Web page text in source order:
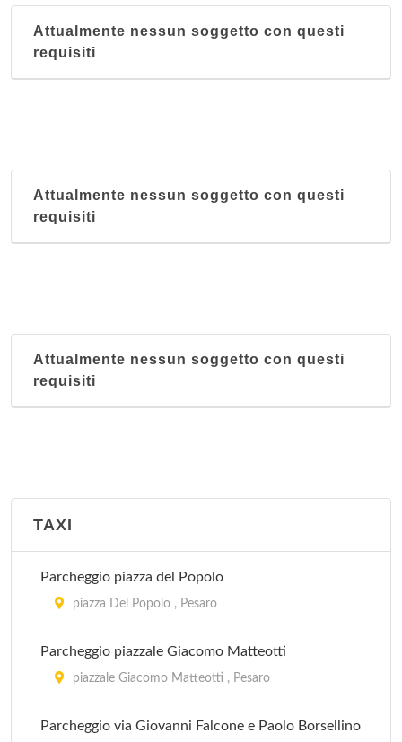
Attualmente nessun soggetto con questi
requisiti
Attualmente nessun soggetto con questi
requisiti
Attualmente nessun soggetto con questi
requisiti
TAXI
Parcheggio piazza del Popolo
piazza Del Popolo , Pesaro
Parcheggio piazzale Giacomo Matteotti
piazzale Giacomo Matteotti , Pesaro
Parcheggio via Giovanni Falcone e Paolo Borsellino